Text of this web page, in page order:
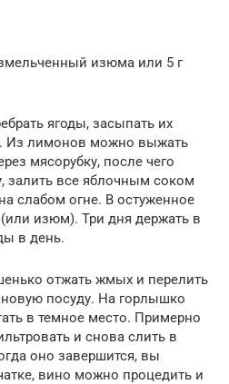
изюма или 5 г
ягоды, засыпать их
Из лимонов можно выжать
мясорубку, после чего
залить все яблочным соком
слабом огне. В остуженное
изюм). Три дня держать в
в день.
отжать жмых и перелить
посуду. На горлышко
в темное место. Примерно
и снова слить в
оно завершится, вы
вино можно процедить и